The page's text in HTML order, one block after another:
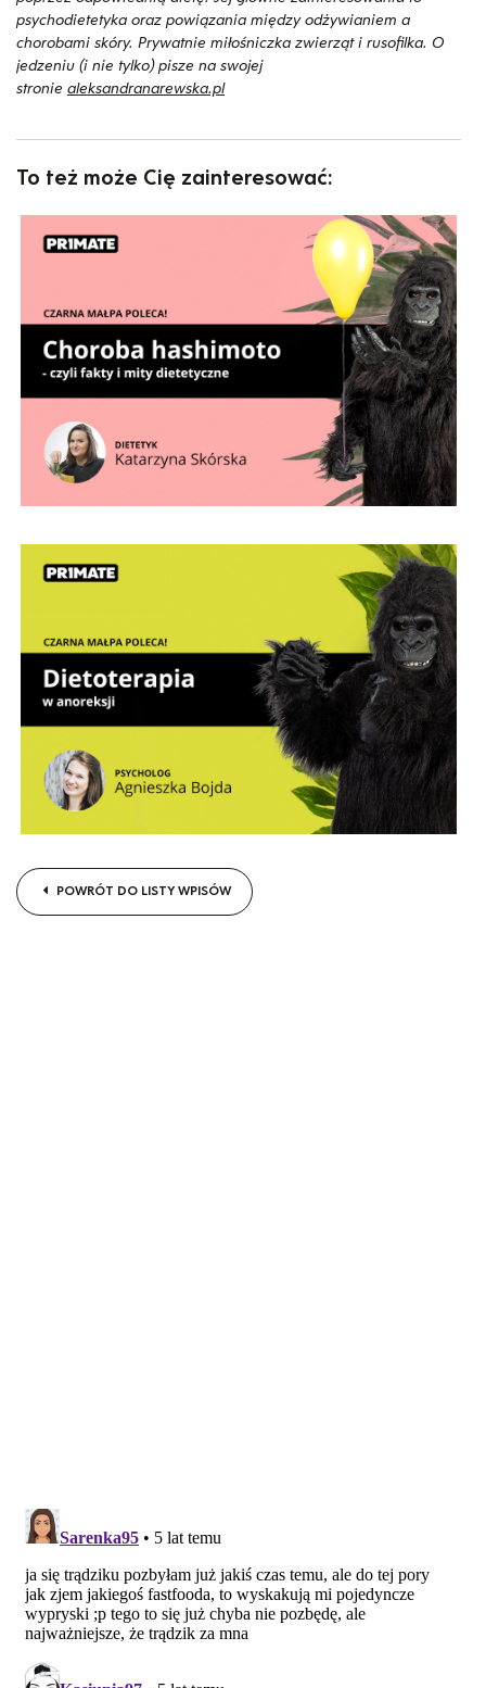
psychodietetyka oraz powiązania między odżywianiem a
chorobami skóry. Prywatnie miłośniczka zwierząt i rusofilka. O
jedzeniu (i nie tylko) pisze na swojej
stronie aleksandranarewska.pl
To też może Cię zainteresować:
POWRÓT DO LISTY WPISÓW